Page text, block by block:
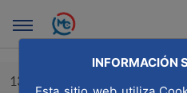
Saltar al contenido principal
INFORMACIÓN
13/02/2025